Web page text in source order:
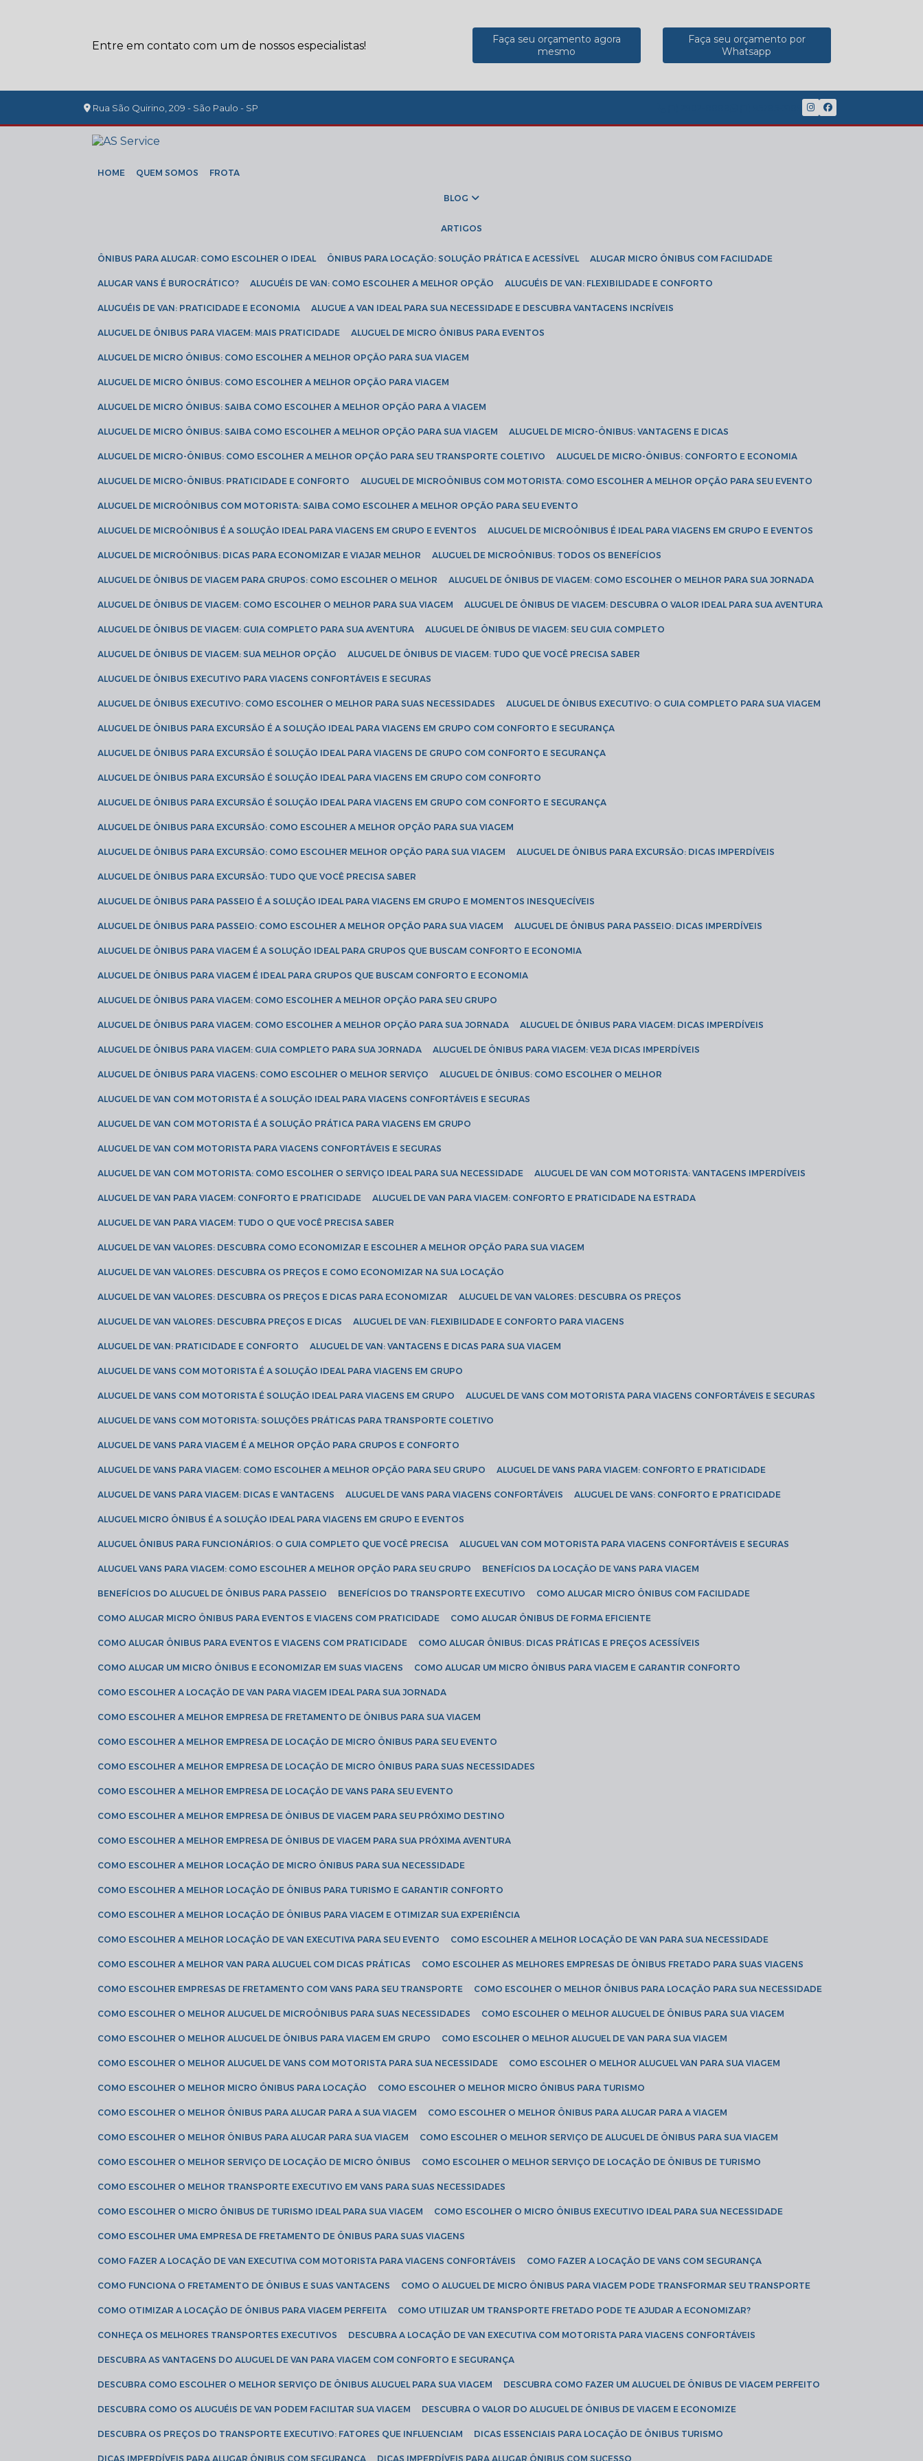
Entre em contato com um de nossos especialistas!
Faça seu orçamento agora
mesmo
Faça seu orçamento por
Whatsapp
Rua São Quirino, 209 - São Paulo - SP
HOME QUEM SOMOS FROTA
BLOG
ARTIGOS
ÔNIBUS PARA ALUGAR: COMO ESCOLHER O IDEAL ÔNIBUS PARA LOCAÇÃO: SOLUÇÃO PRÁTICA E ACESSÍVEL ALUGAR MICRO ÔNIBUS COM FACILIDADE
ALUGAR VANS É BUROCRÁTICO? ALUGUÉIS DE VAN: COMO ESCOLHER A MELHOR OPÇÃO ALUGUÉIS DE VAN: FLEXIBILIDADE E CONFORTO
ALUGUÉIS DE VAN: PRATICIDADE E ECONOMIA ALUGUE A VAN IDEAL PARA SUA NECESSIDADE E DESCUBRA VANTAGENS INCRÍVEIS
ALUGUEL DE ÔNIBUS PARA VIAGEM: MAIS PRATICIDADE ALUGUEL DE MICRO ÔNIBUS PARA EVENTOS
ALUGUEL DE MICRO ÔNIBUS: COMO ESCOLHER A MELHOR OPÇÃO PARA SUA VIAGEM
ALUGUEL DE MICRO ÔNIBUS: COMO ESCOLHER A MELHOR OPÇÃO PARA VIAGEM
ALUGUEL DE MICRO ÔNIBUS: SAIBA COMO ESCOLHER A MELHOR OPÇÃO PARA A VIAGEM
ALUGUEL DE MICRO ÔNIBUS: SAIBA COMO ESCOLHER A MELHOR OPÇÃO PARA SUA VIAGEM ALUGUEL DE MICRO-ÔNIBUS: VANTAGENS E DICAS
ALUGUEL DE MICRO-ÔNIBUS: COMO ESCOLHER A MELHOR OPÇÃO PARA SEU TRANSPORTE COLETIVO ALUGUEL DE MICRO-ÔNIBUS: CONFORTO E ECONOMIA
ALUGUEL DE MICRO-ÔNIBUS: PRATICIDADE E CONFORTO ALUGUEL DE MICROÔNIBUS COM MOTORISTA: COMO ESCOLHER A MELHOR OPÇÃO PARA SEU EVENTO
ALUGUEL DE MICROÔNIBUS COM MOTORISTA: SAIBA COMO ESCOLHER A MELHOR OPÇÃO PARA SEU EVENTO
ALUGUEL DE MICROÔNIBUS É A SOLUÇÃO IDEAL PARA VIAGENS EM GRUPO E EVENTOS ALUGUEL DE MICROÔNIBUS É IDEAL PARA VIAGENS EM GRUPO E EVENTOS
ALUGUEL DE MICROÔNIBUS: DICAS PARA ECONOMIZAR E VIAJAR MELHOR ALUGUEL DE MICROÔNIBUS: TODOS OS BENEFÍCIOS
ALUGUEL DE ÔNIBUS DE VIAGEM PARA GRUPOS: COMO ESCOLHER O MELHOR ALUGUEL DE ÔNIBUS DE VIAGEM: COMO ESCOLHER O MELHOR PARA SUA JORNADA
ALUGUEL DE ÔNIBUS DE VIAGEM: COMO ESCOLHER O MELHOR PARA SUA VIAGEM ALUGUEL DE ÔNIBUS DE VIAGEM: DESCUBRA O VALOR IDEAL PARA SUA AVENTURA
ALUGUEL DE ÔNIBUS DE VIAGEM: GUIA COMPLETO PARA SUA AVENTURA ALUGUEL DE ÔNIBUS DE VIAGEM: SEU GUIA COMPLETO
ALUGUEL DE ÔNIBUS DE VIAGEM: SUA MELHOR OPÇÃO ALUGUEL DE ÔNIBUS DE VIAGEM: TUDO QUE VOCÊ PRECISA SABER
ALUGUEL DE ÔNIBUS EXECUTIVO PARA VIAGENS CONFORTÁVEIS E SEGURAS
ALUGUEL DE ÔNIBUS EXECUTIVO: COMO ESCOLHER O MELHOR PARA SUAS NECESSIDADES ALUGUEL DE ÔNIBUS EXECUTIVO: O GUIA COMPLETO PARA SUA VIAGEM
ALUGUEL DE ÔNIBUS PARA EXCURSÃO É A SOLUÇÃO IDEAL PARA VIAGENS EM GRUPO COM CONFORTO E SEGURANÇA
ALUGUEL DE ÔNIBUS PARA EXCURSÃO É SOLUÇÃO IDEAL PARA VIAGENS DE GRUPO COM CONFORTO E SEGURANÇA
ALUGUEL DE ÔNIBUS PARA EXCURSÃO É SOLUÇÃO IDEAL PARA VIAGENS EM GRUPO COM CONFORTO
ALUGUEL DE ÔNIBUS PARA EXCURSÃO É SOLUÇÃO IDEAL PARA VIAGENS EM GRUPO COM CONFORTO E SEGURANÇA
ALUGUEL DE ÔNIBUS PARA EXCURSÃO: COMO ESCOLHER A MELHOR OPÇÃO PARA SUA VIAGEM
ALUGUEL DE ÔNIBUS PARA EXCURSÃO: COMO ESCOLHER MELHOR OPÇÃO PARA SUA VIAGEM ALUGUEL DE ÔNIBUS PARA EXCURSÃO: DICAS IMPERDÍVEIS
ALUGUEL DE ÔNIBUS PARA EXCURSÃO: TUDO QUE VOCÊ PRECISA SABER
ALUGUEL DE ÔNIBUS PARA PASSEIO É A SOLUÇÃO IDEAL PARA VIAGENS EM GRUPO E MOMENTOS INESQUECÍVEIS
ALUGUEL DE ÔNIBUS PARA PASSEIO: COMO ESCOLHER A MELHOR OPÇÃO PARA SUA VIAGEM ALUGUEL DE ÔNIBUS PARA PASSEIO: DICAS IMPERDÍVEIS
ALUGUEL DE ÔNIBUS PARA VIAGEM É A SOLUÇÃO IDEAL PARA GRUPOS QUE BUSCAM CONFORTO E ECONOMIA
ALUGUEL DE ÔNIBUS PARA VIAGEM É IDEAL PARA GRUPOS QUE BUSCAM CONFORTO E ECONOMIA
ALUGUEL DE ÔNIBUS PARA VIAGEM: COMO ESCOLHER A MELHOR OPÇÃO PARA SEU GRUPO
ALUGUEL DE ÔNIBUS PARA VIAGEM: COMO ESCOLHER A MELHOR OPÇÃO PARA SUA JORNADA ALUGUEL DE ÔNIBUS PARA VIAGEM: DICAS IMPERDÍVEIS
ALUGUEL DE ÔNIBUS PARA VIAGEM: GUIA COMPLETO PARA SUA JORNADA ALUGUEL DE ÔNIBUS PARA VIAGEM: VEJA DICAS IMPERDÍVEIS
ALUGUEL DE ÔNIBUS PARA VIAGENS: COMO ESCOLHER O MELHOR SERVIÇO ALUGUEL DE ÔNIBUS: COMO ESCOLHER O MELHOR
ALUGUEL DE VAN COM MOTORISTA É A SOLUÇÃO IDEAL PARA VIAGENS CONFORTÁVEIS E SEGURAS
ALUGUEL DE VAN COM MOTORISTA É A SOLUÇÃO PRÁTICA PARA VIAGENS EM GRUPO
ALUGUEL DE VAN COM MOTORISTA PARA VIAGENS CONFORTÁVEIS E SEGURAS
ALUGUEL DE VAN COM MOTORISTA: COMO ESCOLHER O SERVIÇO IDEAL PARA SUA NECESSIDADE ALUGUEL DE VAN COM MOTORISTA: VANTAGENS IMPERDÍVEIS
ALUGUEL DE VAN PARA VIAGEM: CONFORTO E PRATICIDADE ALUGUEL DE VAN PARA VIAGEM: CONFORTO E PRATICIDADE NA ESTRADA
ALUGUEL DE VAN PARA VIAGEM: TUDO O QUE VOCÊ PRECISA SABER
ALUGUEL DE VAN VALORES: DESCUBRA COMO ECONOMIZAR E ESCOLHER A MELHOR OPÇÃO PARA SUA VIAGEM
ALUGUEL DE VAN VALORES: DESCUBRA OS PREÇOS E COMO ECONOMIZAR NA SUA LOCAÇÃO
ALUGUEL DE VAN VALORES: DESCUBRA OS PREÇOS E DICAS PARA ECONOMIZAR ALUGUEL DE VAN VALORES: DESCUBRA OS PREÇOS
ALUGUEL DE VAN VALORES: DESCUBRA PREÇOS E DICAS ALUGUEL DE VAN: FLEXIBILIDADE E CONFORTO PARA VIAGENS
ALUGUEL DE VAN: PRATICIDADE E CONFORTO ALUGUEL DE VAN: VANTAGENS E DICAS PARA SUA VIAGEM
ALUGUEL DE VANS COM MOTORISTA É A SOLUÇÃO IDEAL PARA VIAGENS EM GRUPO
ALUGUEL DE VANS COM MOTORISTA É SOLUÇÃO IDEAL PARA VIAGENS EM GRUPO ALUGUEL DE VANS COM MOTORISTA PARA VIAGENS CONFORTÁVEIS E SEGURAS
ALUGUEL DE VANS COM MOTORISTA: SOLUÇÕES PRÁTICAS PARA TRANSPORTE COLETIVO
ALUGUEL DE VANS PARA VIAGEM É A MELHOR OPÇÃO PARA GRUPOS E CONFORTO
ALUGUEL DE VANS PARA VIAGEM: COMO ESCOLHER A MELHOR OPÇÃO PARA SEU GRUPO ALUGUEL DE VANS PARA VIAGEM: CONFORTO E PRATICIDADE
ALUGUEL DE VANS PARA VIAGEM: DICAS E VANTAGENS ALUGUEL DE VANS PARA VIAGENS CONFORTÁVEIS ALUGUEL DE VANS: CONFORTO E PRATICIDADE
ALUGUEL MICRO ÔNIBUS É A SOLUÇÃO IDEAL PARA VIAGENS EM GRUPO E EVENTOS
ALUGUEL ÔNIBUS PARA FUNCIONÁRIOS: O GUIA COMPLETO QUE VOCÊ PRECISA ALUGUEL VAN COM MOTORISTA PARA VIAGENS CONFORTÁVEIS E SEGURAS
ALUGUEL VANS PARA VIAGEM: COMO ESCOLHER A MELHOR OPÇÃO PARA SEU GRUPO BENEFÍCIOS DA LOCAÇÃO DE VANS PARA VIAGEM
BENEFÍCIOS DO ALUGUEL DE ÔNIBUS PARA PASSEIO BENEFÍCIOS DO TRANSPORTE EXECUTIVO COMO ALUGAR MICRO ÔNIBUS COM FACILIDADE
COMO ALUGAR MICRO ÔNIBUS PARA EVENTOS E VIAGENS COM PRATICIDADE COMO ALUGAR ÔNIBUS DE FORMA EFICIENTE
COMO ALUGAR ÔNIBUS PARA EVENTOS E VIAGENS COM PRATICIDADE COMO ALUGAR ÔNIBUS: DICAS PRÁTICAS E PREÇOS ACESSÍVEIS
COMO ALUGAR UM MICRO ÔNIBUS E ECONOMIZAR EM SUAS VIAGENS COMO ALUGAR UM MICRO ÔNIBUS PARA VIAGEM E GARANTIR CONFORTO
COMO ESCOLHER A LOCAÇÃO DE VAN PARA VIAGEM IDEAL PARA SUA JORNADA
COMO ESCOLHER A MELHOR EMPRESA DE FRETAMENTO DE ÔNIBUS PARA SUA VIAGEM
COMO ESCOLHER A MELHOR EMPRESA DE LOCAÇÃO DE MICRO ÔNIBUS PARA SEU EVENTO
COMO ESCOLHER A MELHOR EMPRESA DE LOCAÇÃO DE MICRO ÔNIBUS PARA SUAS NECESSIDADES
COMO ESCOLHER A MELHOR EMPRESA DE LOCAÇÃO DE VANS PARA SEU EVENTO
COMO ESCOLHER A MELHOR EMPRESA DE ÔNIBUS DE VIAGEM PARA SEU PRÓXIMO DESTINO
COMO ESCOLHER A MELHOR EMPRESA DE ÔNIBUS DE VIAGEM PARA SUA PRÓXIMA AVENTURA
COMO ESCOLHER A MELHOR LOCAÇÃO DE MICRO ÔNIBUS PARA SUA NECESSIDADE
COMO ESCOLHER A MELHOR LOCAÇÃO DE ÔNIBUS PARA TURISMO E GARANTIR CONFORTO
COMO ESCOLHER A MELHOR LOCAÇÃO DE ÔNIBUS PARA VIAGEM E OTIMIZAR SUA EXPERIÊNCIA
COMO ESCOLHER A MELHOR LOCAÇÃO DE VAN EXECUTIVA PARA SEU EVENTO COMO ESCOLHER A MELHOR LOCAÇÃO DE VAN PARA SUA NECESSIDADE
COMO ESCOLHER A MELHOR VAN PARA ALUGUEL COM DICAS PRÁTICAS COMO ESCOLHER AS MELHORES EMPRESAS DE ÔNIBUS FRETADO PARA SUAS VIAGENS
COMO ESCOLHER EMPRESAS DE FRETAMENTO COM VANS PARA SEU TRANSPORTE COMO ESCOLHER O MELHOR ÔNIBUS PARA LOCAÇÃO PARA SUA NECESSIDADE
COMO ESCOLHER O MELHOR ALUGUEL DE MICROÔNIBUS PARA SUAS NECESSIDADES COMO ESCOLHER O MELHOR ALUGUEL DE ÔNIBUS PARA SUA VIAGEM
COMO ESCOLHER O MELHOR ALUGUEL DE ÔNIBUS PARA VIAGEM EM GRUPO COMO ESCOLHER O MELHOR ALUGUEL DE VAN PARA SUA VIAGEM
COMO ESCOLHER O MELHOR ALUGUEL DE VANS COM MOTORISTA PARA SUA NECESSIDADE COMO ESCOLHER O MELHOR ALUGUEL VAN PARA SUA VIAGEM
COMO ESCOLHER O MELHOR MICRO ÔNIBUS PARA LOCAÇÃO COMO ESCOLHER O MELHOR MICRO ÔNIBUS PARA TURISMO
COMO ESCOLHER O MELHOR ÔNIBUS PARA ALUGAR PARA A SUA VIAGEM COMO ESCOLHER O MELHOR ÔNIBUS PARA ALUGAR PARA A VIAGEM
COMO ESCOLHER O MELHOR ÔNIBUS PARA ALUGAR PARA SUA VIAGEM COMO ESCOLHER O MELHOR SERVIÇO DE ALUGUEL DE ÔNIBUS PARA SUA VIAGEM
COMO ESCOLHER O MELHOR SERVIÇO DE LOCAÇÃO DE MICRO ÔNIBUS COMO ESCOLHER O MELHOR SERVIÇO DE LOCAÇÃO DE ÔNIBUS DE TURISMO
COMO ESCOLHER O MELHOR TRANSPORTE EXECUTIVO EM VANS PARA SUAS NECESSIDADES
COMO ESCOLHER O MICRO ÔNIBUS DE TURISMO IDEAL PARA SUA VIAGEM COMO ESCOLHER O MICRO ÔNIBUS EXECUTIVO IDEAL PARA SUA NECESSIDADE
COMO ESCOLHER UMA EMPRESA DE FRETAMENTO DE ÔNIBUS PARA SUAS VIAGENS
COMO FAZER A LOCAÇÃO DE VAN EXECUTIVA COM MOTORISTA PARA VIAGENS CONFORTÁVEIS COMO FAZER A LOCAÇÃO DE VANS COM SEGURANÇA
COMO FUNCIONA O FRETAMENTO DE ÔNIBUS E SUAS VANTAGENS COMO O ALUGUEL DE MICRO ÔNIBUS PARA VIAGEM PODE TRANSFORMAR SEU TRANSPORTE
COMO OTIMIZAR A LOCAÇÃO DE ÔNIBUS PARA VIAGEM PERFEITA COMO UTILIZAR UM TRANSPORTE FRETADO PODE TE AJUDAR A ECONOMIZAR?
CONHEÇA OS MELHORES TRANSPORTES EXECUTIVOS DESCUBRA A LOCAÇÃO DE VAN EXECUTIVA COM MOTORISTA PARA VIAGENS CONFORTÁVEIS
DESCUBRA AS VANTAGENS DO ALUGUEL DE VAN PARA VIAGEM COM CONFORTO E SEGURANÇA
DESCUBRA COMO ESCOLHER O MELHOR SERVIÇO DE ÔNIBUS ALUGUEL PARA SUA VIAGEM DESCUBRA COMO FAZER UM ALUGUEL DE ÔNIBUS DE VIAGEM PERFEITO
DESCUBRA COMO OS ALUGUÉIS DE VAN PODEM FACILITAR SUA VIAGEM DESCUBRA O VALOR DO ALUGUEL DE ÔNIBUS DE VIAGEM E ECONOMIZE
DESCUBRA OS PREÇOS DO TRANSPORTE EXECUTIVO: FATORES QUE INFLUENCIAM DICAS ESSENCIAIS PARA LOCAÇÃO DE ÔNIBUS TURISMO
DICAS IMPERDÍVEIS PARA ALUGAR ÔNIBUS COM SEGURANÇA DICAS IMPERDÍVEIS PARA ALUGAR ÔNIBUS COM SUCESSO